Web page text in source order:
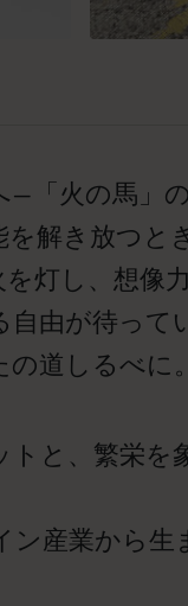
「火の馬」
解き放つとき
灯し、想像
由が待って
道しるべに。
と、繁栄
産業から